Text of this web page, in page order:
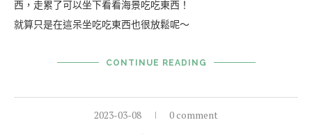
西，走累了可以坐下看看海景吃吃東西！
就算只是在這呆坐吃吃東西也很放鬆呢～
CONTINUE READING
2023-03-08 0 comment